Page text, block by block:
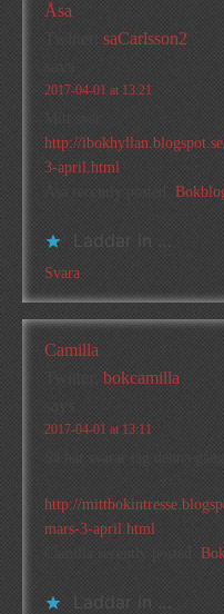
Åsa
saCarlsson2
2017-04-01 at 13:21
http://
3-april.html
Åsa recently posted..
Laddar in …
Svara
Camilla
bokcamilla
2017-04-01 at 13:11
Så här svarar jag denna gång
http://
mars-3-april.html
Camilla recently posted..
Laddar in …